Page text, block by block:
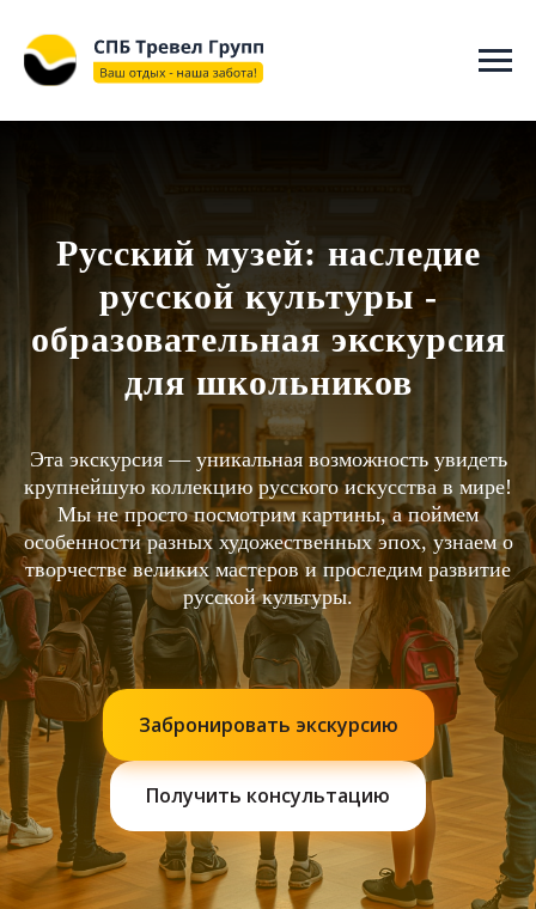
"СПБ ТРЕВЕЛ ГРУПП", "url": "https://spbtravelgroup.ru/",
"potentialAction": { "@type": "SearchAction", "target":
"https://spbtravelgroup.ru/search?q={search_term_string}", "query-
Русский музей: наследие
русской культуры -
образовательная экскурсия
для школьников
Эта экскурсия — уникальная возможность увидеть
крупнейшую коллекцию русского искусства в мире!
Мы не просто посмотрим картины, а поймем
особенности разных художественных эпох, узнаем о
творчестве великих мастеров и проследим развитие
русской культуры.
Забронировать экскурсию
Получить консультацию